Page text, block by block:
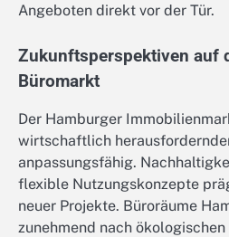
Angeboten direkt vor der Tür.
Zukunftsperspektiven auf
Büromarkt
Der Hamburger
wirtschaftlich
anpassungsfähig.
flexible Nutzungskonzepte
neuer Projekte. Büroräume
zunehmend nach